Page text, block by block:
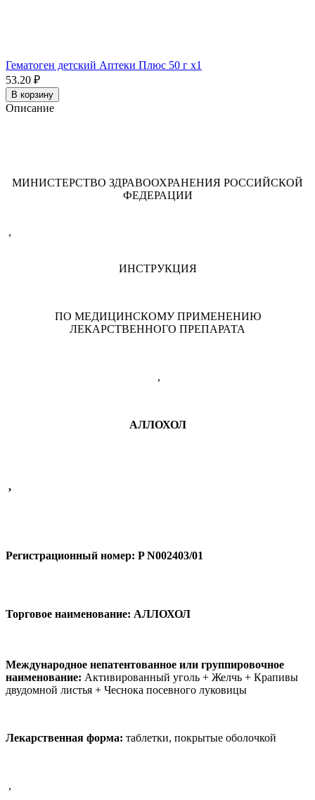
Гематоген детский Аптеки Плюс 50 г x1
53.20 ₽
В корзину
Описание
МИНИСТЕРСТВО ЗДРАВООХРАНЕНИЯ РОССИЙСКОЙ
ФЕДЕРАЦИИ
,
ИНСТРУКЦИЯ
ПО МЕДИЦИНСКОМУ ПРИМЕНЕНИЮ
ЛЕКАРСТВЕННОГО ПРЕПАРАТА
,
АЛЛОХОЛ
,
Регистрационный номер: P N002403/01
Торговое наименование: АЛЛОХОЛ
Международное непатентованное или группировочное
наименование: Активированный уголь + Желчь + Крапивы
двудомной листья + Чеснока посевного луковицы
Лекарственная форма: таблетки, покрытые оболочкой
,